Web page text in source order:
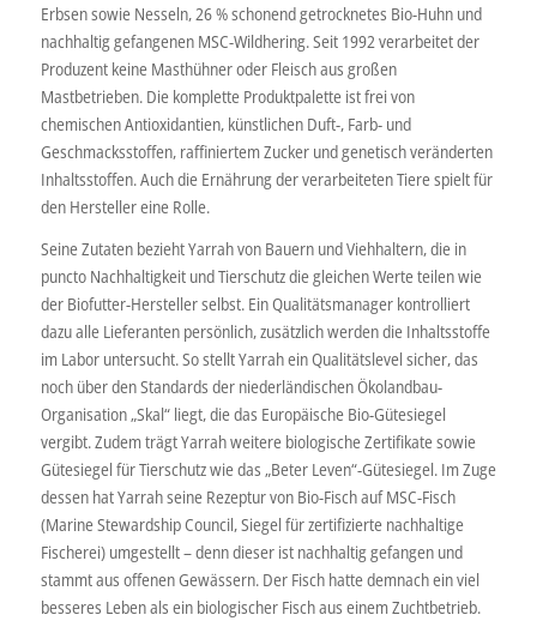
Erbsen sowie Nesseln, 26 % schonend getrocknetes Bio-Huhn und
nachhaltig gefangenen MSC-Wildhering. Seit 1992 verarbeitet der
Produzent keine Masthühner oder Fleisch aus großen
Mastbetrieben. Die komplette Produktpalette ist frei von
chemischen Antioxidantien, künstlichen Duft-, Farb- und
Geschmacksstoffen, raffiniertem Zucker und genetisch veränderten
Inhaltsstoffen. Auch die Ernährung der verarbeiteten Tiere spielt für
den Hersteller eine Rolle.
Seine Zutaten bezieht Yarrah von Bauern und Viehhaltern, die in
puncto Nachhaltigkeit und Tierschutz die gleichen Werte teilen wie
der Biofutter-Hersteller selbst. Ein Qualitätsmanager kontrolliert
dazu alle Lieferanten persönlich, zusätzlich werden die Inhaltsstoffe
im Labor untersucht. So stellt Yarrah ein Qualitätslevel sicher, das
noch über den Standards der niederländischen Ökolandbau-
Organisation „Skal“ liegt, die das Europäische Bio-Gütesiegel
vergibt. Zudem trägt Yarrah weitere biologische Zertifikate sowie
Gütesiegel für Tierschutz wie das „Beter Leven“-Gütesiegel. Im Zuge
dessen hat Yarrah seine Rezeptur von Bio-Fisch auf MSC-Fisch
(Marine Stewardship Council, Siegel für zertifizierte nachhaltige
Fischerei) umgestellt – denn dieser ist nachhaltig gefangen und
stammt aus offenen Gewässern. Der Fisch hatte demnach ein viel
besseres Leben als ein biologischer Fisch aus einem Zuchtbetrieb.